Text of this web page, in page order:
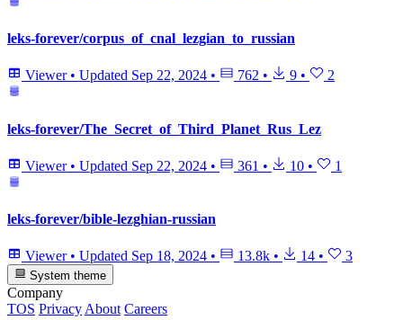
leks-forever/corpus_of_cnal_lezgian_to_russian
Viewer • Updated Sep 22, 2024 • 762 • 9 • 2
leks-forever/The_Secret_of_Third_Planet_Rus_Lez
Viewer • Updated Sep 22, 2024 • 361 • 10 • 1
leks-forever/bible-lezghian-russian
Viewer • Updated Sep 18, 2024 • 13.8k • 14 • 3
System theme
Company
TOS Privacy About Careers